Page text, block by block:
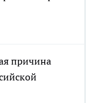
причина